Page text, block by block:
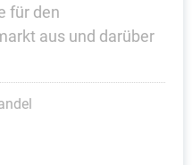
für den
aus und darüber